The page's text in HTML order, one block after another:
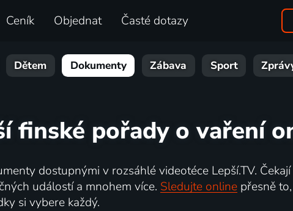
Ceník Objednat Časté dotazy
Dětem Dokumenty Zábava Sport
finské pořady o vaření
dostupnými v rozsáhlé videotéce Lepší.TV.
událostí a mnohem více. Sledujte onlinepřesně
si vybere každý.